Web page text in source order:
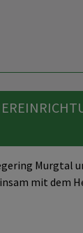
Murgtal
mit dem